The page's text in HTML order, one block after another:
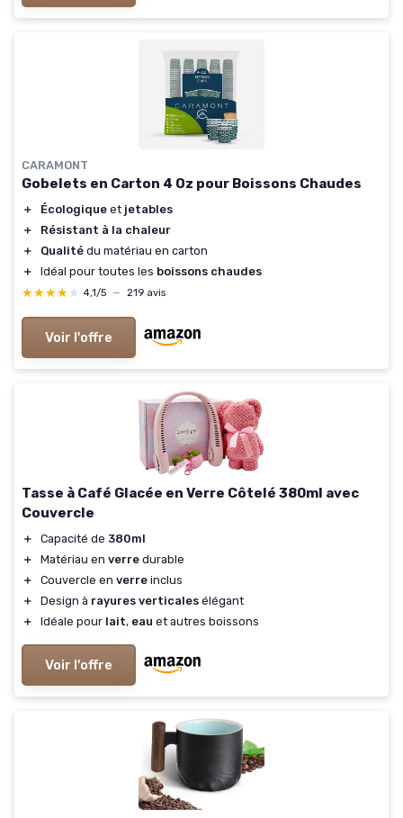
CARAMONT
Gobelets en Carton 4 Oz pour Boissons Chaudes
＋ Écologique et jetables
＋
Résistant à la chaleur
＋
Qualité du matériau en carton
＋
Idéal pour toutes les boissons chaudes
★★★★★
★★★★★ 4,1/5 — 219 avis
Voir l'offre
Tasse à Café Glacée en Verre Côtelé 380ml avec
Couvercle
＋ Capacité de 380ml
＋
Matériau en verre durable
＋
Couvercle en verre inclus
＋
Design à rayures verticales élégant
＋
Idéale pour lait, eau et autres boissons
Voir l'offre